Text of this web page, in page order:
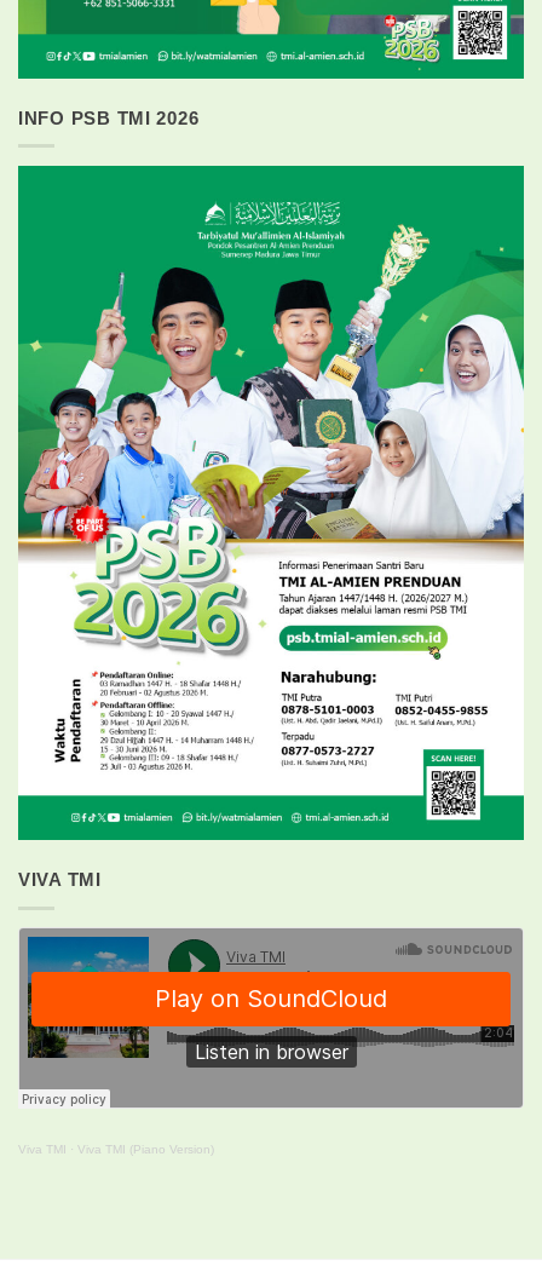
INFO PSB TMI 2026
VIVA TMI
Viva TMI · Viva TMI (Piano Version)